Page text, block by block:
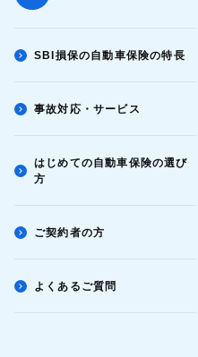
SBI損保の自動車保険の特長
事故対応・サービス
はじめての自動車保険の選び
方
ご契約者の方
よくあるご質問